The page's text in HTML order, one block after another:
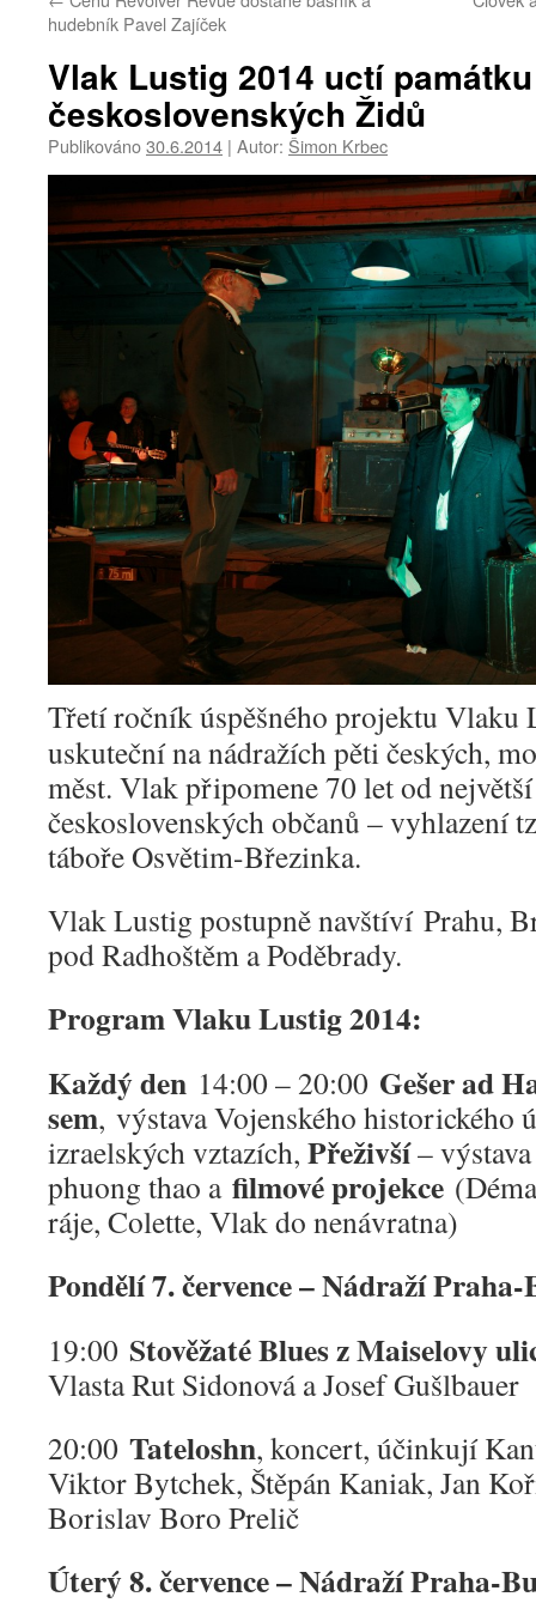
hudebník Pavel Zajíček
Vlak Lustig 2014 uctí
československých Židů
Publikováno30.6.2014 | Autor: Šimon Krbec
Třetí ročník úspěšného projektu Vlaku
uskuteční na nádražích pěti českých,
měst. Vlak připomene 70 let od
československých občanů – vyhlazení
táboře Osvětim-Březinka.
Vlak Lustig postupně navštíví Prahu,
pod Radhoštěm a Poděbrady.
Program Vlaku Lustig 2014:
Každý den 14:00 – 20:00 Gešer ad
sem, výstava Vojenského historického
izraelských vztazích, Přeživší–
phuong thao a filmové projekce
ráje, Colette, Vlak do nenávratna)
Pondělí 7. července – Nádraží
19:00 Stověžaté Blues z Maiselovy
Vlasta Rut Sidonová a Josef Gušlbauer
20:00 Tateloshn, koncert, účinkují
Viktor Bytchek, Štěpán Kaniak, Jan
Borislav Boro Prelič
Úterý 8. července – Nádraží Praha-